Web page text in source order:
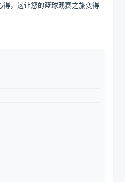
，这让您的篮球观赛之旅变得